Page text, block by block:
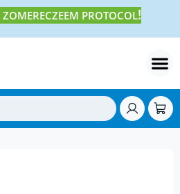
ZOMERECZEEM PROTOCOL!